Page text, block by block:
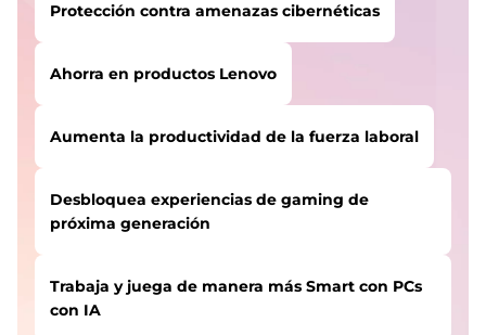
Protección contra amenazas cibernéticas
Ahorra en productos Lenovo
Aumenta la productividad de la fuerza laboral
Desbloquea experiencias de gaming de
próxima generación
Trabaja y juega de manera más Smart con PCs
con IA